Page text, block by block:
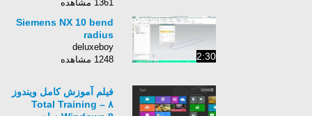
1361 مشاهده
2:30
Siemens NX 10 bend
radius
deluxeboy
1248 مشاهده
فیلم آموزش کامل ویندوز
۸ – Total Training